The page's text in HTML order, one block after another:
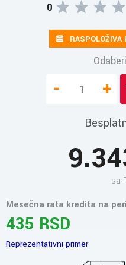
0
RASPOLOŽIVA
- +
sa
Mesečna rata kredita na
435 RSD
Reprezentativni primer